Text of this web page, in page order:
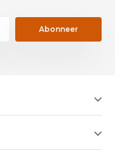
Abonneer